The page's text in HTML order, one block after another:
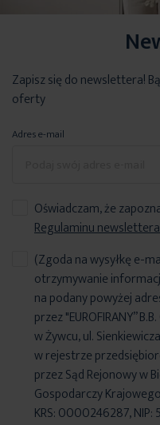
Zapisz się do newslettera!
oferty
Adres e-mail
Oświadczam, że
Regulaminu newslettera
(Zgoda na wysyłkę e-
otrzymywanie
na podany powyżej
przez "EUROFIRANY”
w Żywcu, ul.
w rejestrze
przez Sąd Rejonowy w
Gospodarczy
KRS: 0000246287, NIP: